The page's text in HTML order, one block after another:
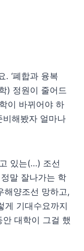
. ‘폐합과 융복
) 정원이 줄어드
이 바뀌어야 하
비해봤자 얼마나
있는(…) 조선
말 잘나가는 학
해양조선 망하고,
게 기대수요까지
대학이 그걸 했